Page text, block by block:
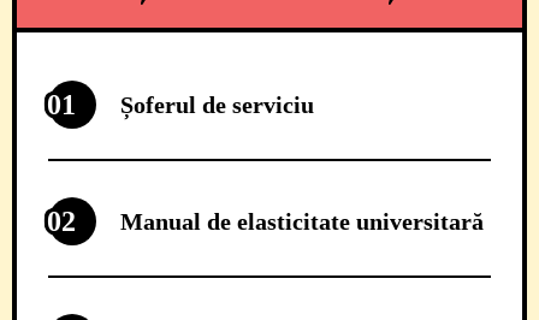
01 Șoferul de serviciu
02 Manual de elasticitate universitară